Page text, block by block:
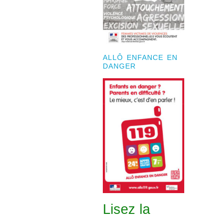
ALLÔ ENFANCE EN
DANGER
Lisez la